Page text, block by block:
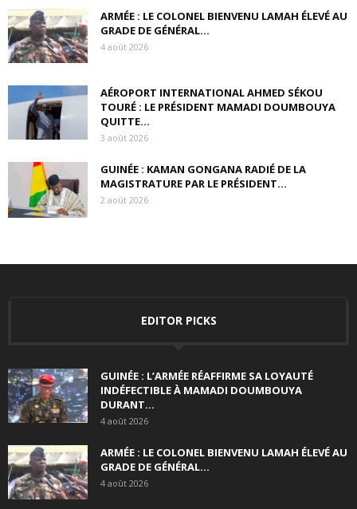
ARMÉE : LE COLONEL BIENVENU LAMAH ÉLEVÉ AU
GRADE DE GÉNÉRAL...
4 août 2026
AÉROPORT INTERNATIONAL AHMED SÉKOU
TOURÉ : LE PRÉSIDENT MAMADI DOUMBOUYA
QUITTE...
3 août 2026
GUINÉE : KAMAN GONGANA RADIÉ DE LA
MAGISTRATURE PAR LE PRÉSIDENT...
2 août 2026
EDITOR PICKS
GUINÉE : L’ARMÉE RÉAFFIRME SA LOYAUTÉ
INDÉFECTIBLE À MAMADI DOUMBOUYA
DURANT...
4 août 2026
ARMÉE : LE COLONEL BIENVENU LAMAH ÉLEVÉ AU
GRADE DE GÉNÉRAL...
4 août 2026